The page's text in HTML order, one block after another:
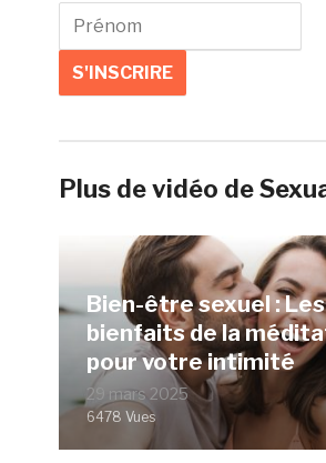
Plus de vidéo de
Bien-être sexuel : Les
bienfaits de la
pour votre intimité
29 mars 2025
6478 Vues